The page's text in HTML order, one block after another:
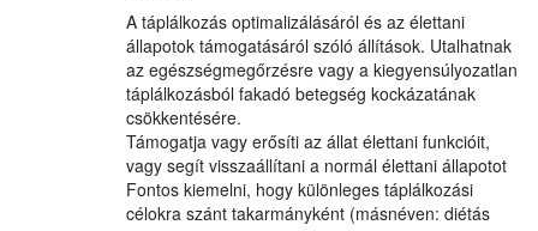
A táplálkozás optimalizálásáról és az élettani
állapotok támogatásáról szóló állítások. Utalhatnak
az egészségmegőrzésre vagy a kiegyensúlyozatlan
táplálkozásból fakadó betegség kockázatának
csökkentésére.
Támogatja vagy erősíti az állat élettani funkcióit,
vagy segít visszaállítani a normál élettani állapotot
Fontos kiemelni, hogy különleges táplálkozási
célokra szánt takarmányként (másnéven: diétás